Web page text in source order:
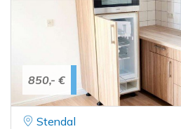
850,- €
Stendal